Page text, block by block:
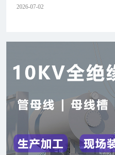
2026-07-02